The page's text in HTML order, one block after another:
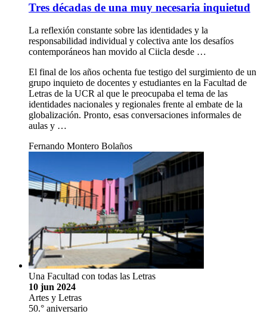
Tres décadas de una muy necesaria inquietud
La reflexión constante sobre las identidades y la
responsabilidad individual y colectiva ante los desafíos
contemporáneos han movido al Ciicla desde …
El final de los años ochenta fue testigo del surgimiento de un
grupo inquieto de docentes y estudiantes en la Facultad de
Letras de la UCR al que le preocupaba el tema de las
identidades nacionales y regionales frente al embate de la
globalización. Pronto, esas conversaciones informales de
aulas y …
Fernando Montero Bolaños
Una Facultad con todas las Letras
10 jun 2024
Artes y Letras
50.° aniversario